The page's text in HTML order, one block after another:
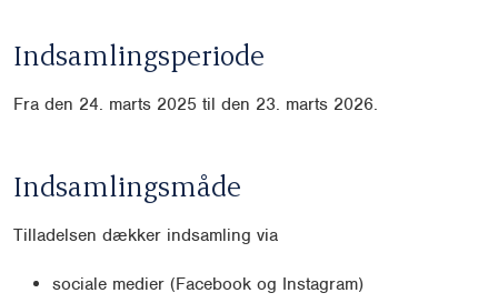
Indsamlingsperiode
Fra den 24. marts 2025 til den 23. marts 2026.
Indsamlingsmåde
Tilladelsen dækker indsamling via
sociale medier (Facebook og Instagram)